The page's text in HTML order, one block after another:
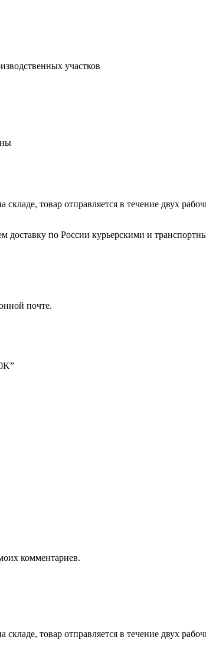
участков
товар отправляется в течение двух
доставку по России курьерскими и
почте.
комментариев.
товар отправляется в течение двух